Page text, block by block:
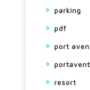
parking
pdf
port
resort